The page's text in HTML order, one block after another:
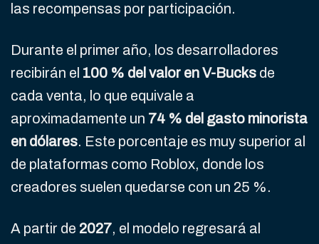
las recompensas por participación.
Durante el primer año, los desarrolladores
recibirán el 100 % del valor en V-Bucks de
cada venta, lo que equivale a
aproximadamente un 74 % del gasto minorista
en dólares. Este porcentaje es muy superior al
de plataformas como Roblox, donde los
creadores suelen quedarse con un 25 %.
A partir de 2027, el modelo regresará al